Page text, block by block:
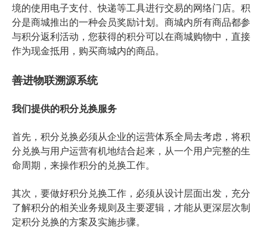
境的使用电子支付、快递等工具进行交易的网络门店。积
分是商城推出的一种会员奖励计划。商城内所有商品都参
与积分返利活动，您获得的积分可以在商城购物中，直接
作为现金抵用，购买商城内的商品。
善进物联溯源系统
我们提供的积分兑换服务
首先，积分兑换必须从企业的运营体系全局去考虑，将积
分兑换与用户运营有机地结合起来，从一个用户完整的生
命周期，来操作积分的兑换工作。
其次，要做好积分兑换工作，必须从设计层面出发，充分
了解积分的相关业务规则及主要逻辑，才能从更深层次制
定积分兑换的方案及实施步骤。